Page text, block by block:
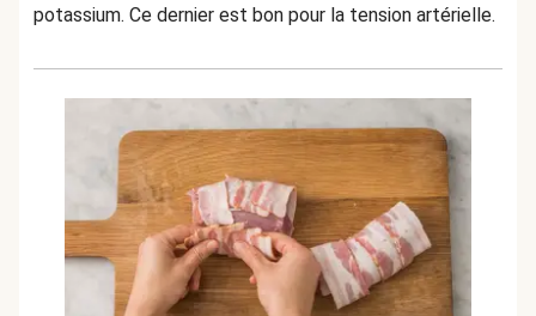
potassium. Ce dernier est bon pour la tension artérielle.